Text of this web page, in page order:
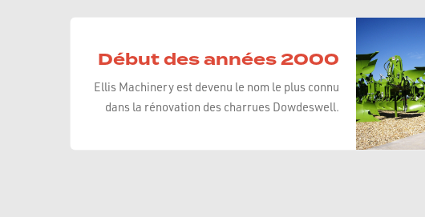
Début des années 2000
Ellis Machinery est devenu le nom le plus connu
dans la rénovation des charrues Dowdeswell.